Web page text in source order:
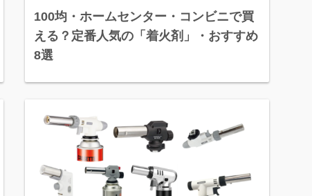
100均・ホームセンター・コンビニで買
える？定番人気の「着火剤」・おすすめ
8選